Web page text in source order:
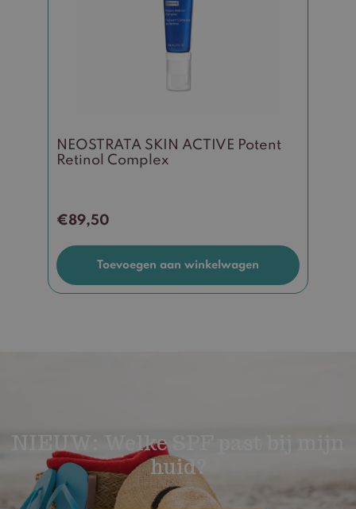
NEOSTRATA SKIN ACTIVE Potent
Retinol Complex
€89,50
Toevoegen aan winkelwagen
NIEUW: Welke SPF past bij mijn
huid?